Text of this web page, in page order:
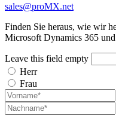
sales@proMX.net
Finden Sie heraus, wie wir
Microsoft Dynamics 365
Leave this field empty
Herr
Frau